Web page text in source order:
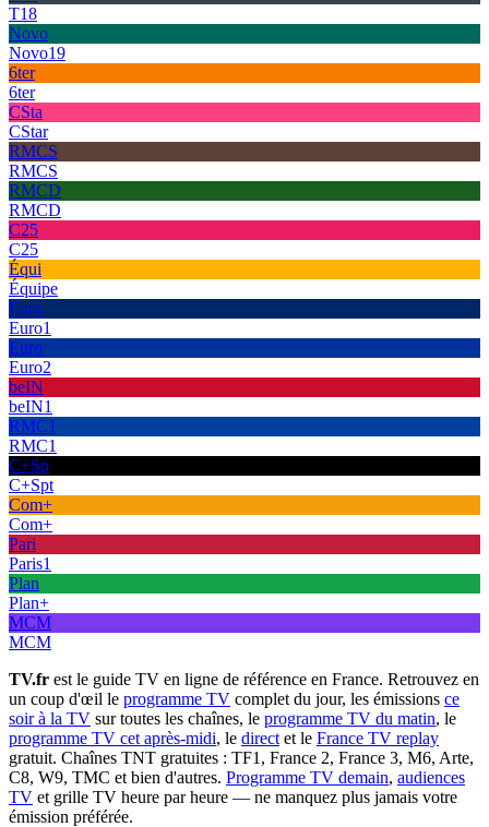
T18
Novo
Novo19
6ter
6ter
CSta
CStar
RMCS
RMCS
RMCD
RMCD
C25
C25
Équi
Équipe
Euro
Euro1
Euro
Euro2
beIN
beIN1
RMC1
RMC1
C+Sp
C+Spt
Com+
Com+
Pari
Paris1
Plan
Plan+
MCM
MCM
TV.fr est le guide TV en ligne de référence en France. Retrouvez en
un coup d'œil le programme TV complet du jour, les émissions ce
soir à la TV sur toutes les chaînes, le programme TV du matin, le
programme TV cet après-midi, le direct et le France TV replay
gratuit. Chaînes TNT gratuites : TF1, France 2, France 3, M6, Arte,
C8, W9, TMC et bien d'autres. Programme TV demain, audiences
TV et grille TV heure par heure — ne manquez plus jamais votre
émission préférée.